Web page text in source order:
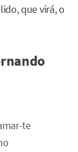
que virá, o
te